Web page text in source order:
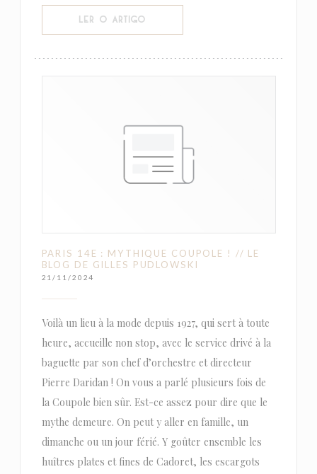
LER O ARTIGO
PARIS 14E : MYTHIQUE COUPOLE ! // LE
BLOG DE GILLES PUDLOWSKI
21/11/2024
Voilà un lieu à la mode depuis 1927, qui sert à toute
heure, accueille non stop, avec le service drivé à la
baguette par son chef d’orchestre et directeur
Pierre Daridan ! On vous a parlé plusieurs fois de
la Coupole bien sûr. Est-ce assez pour dire que le
mythe demeure. On peut y aller en famille, un
dimanche ou un jour férié. Y goûter ensemble les
huîtres plates et fines de Cadoret, les escargots